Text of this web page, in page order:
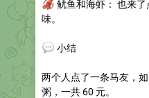
鱿鱼和海虾： 也来了
味。
小结
两个人点了一条马友，
粥，一共 60 元。